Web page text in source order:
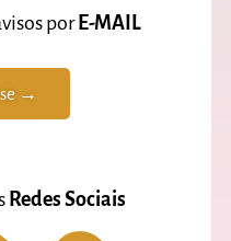
porE-MAIL
→
Redes Sociais